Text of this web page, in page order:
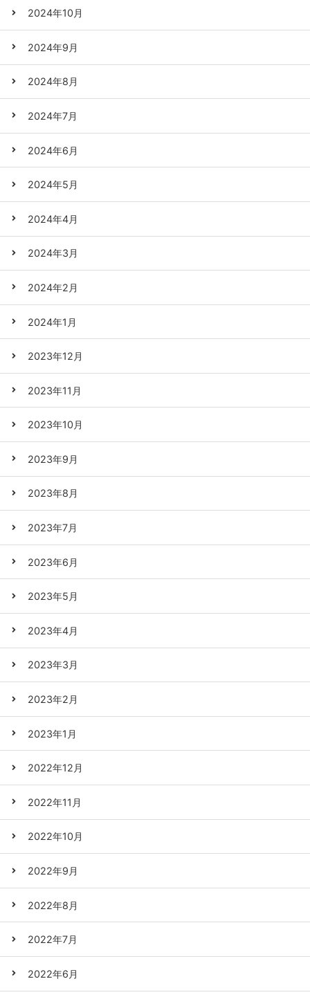
2024年10月
2024年9月
2024年8月
2024年7月
2024年6月
2024年5月
2024年4月
2024年3月
2024年2月
2024年1月
2023年12月
2023年11月
2023年10月
2023年9月
2023年8月
2023年7月
2023年6月
2023年5月
2023年4月
2023年3月
2023年2月
2023年1月
2022年12月
2022年11月
2022年10月
2022年9月
2022年8月
2022年7月
2022年6月